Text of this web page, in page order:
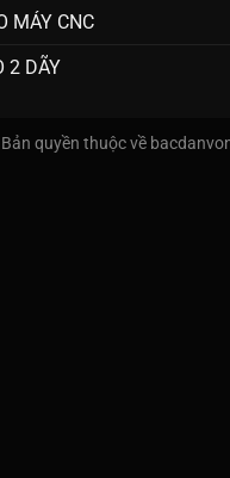
MÁY CNC
2 DÃY
quyền thuộc về